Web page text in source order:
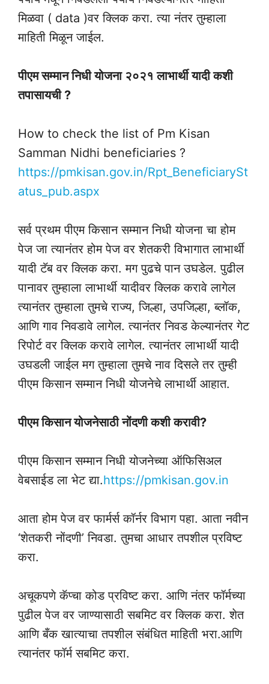
मिळवा ( data )वर क्लिक करा. त्या नंतर तुम्हाला
माहिती मिळून जाईल.
पीएम सम्मान निधी योजना २०२१ लाभार्थी यादी कशी
तपासायची ?
How to check the list of Pm Kisan
Samman Nidhi beneficiaries ?
https://pmkisan.gov.in/Rpt_BeneficiarySt
atus_pub.aspx
सर्व प्रथम पीएम किसान सम्मान निधी योजना चा होम
पेज जा त्यानंतर होम पेज वर शेतकरी विभागात लाभार्थी
यादी टॅब वर क्लिक करा. मग पुढचे पान उघडेल. पुढील
पानावर तुम्हाला लाभार्थी यादीवर क्लिक करावे लागेल
त्यानंतर तुम्हाला तुमचे राज्य, जिल्हा, उपजिल्हा, ब्लॉक,
आणि गाव निवडावे लागेल. त्यानंतर निवड केल्यानंतर गेट
रिपोर्ट वर क्लिक करावे लागेल. त्यानंतर लाभार्थी यादी
उघडली जाईल मग तुम्हाला तुमचे नाव दिसले तर तुम्ही
पीएम किसान सम्मान निधी योजनेचे लाभार्थी आहात.
पीएम किसान योजनेसाठी नोंदणी कशी करावी?
पीएम किसान सम्मान निधी योजनेच्या ऑफिसिअल
वेबसाईड ला भेट द्या.https://pmkisan.gov.in
आता होम पेज वर फार्मर्स कॉर्नर विभाग पहा. आता नवीन
‘शेतकरी नोंदणी’ निवडा. तुमचा आधार तपशील प्रविष्ट
करा.
अचूकपणे कॅप्चा कोड प्रविष्ट करा. आणि नंतर फॉर्मच्या
पुढील पेज वर जाण्यासाठी सबमिट वर क्लिक करा. शेत
आणि बँक खात्याचा तपशील संबंधित माहिती भरा.आणि
त्यानंतर फॉर्म सबमिट करा.